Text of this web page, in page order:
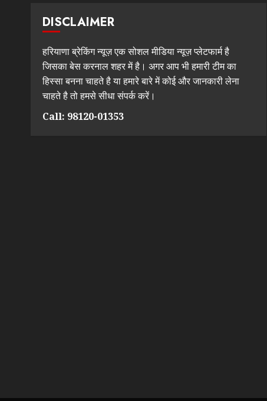
DISCLAIMER
हरियाणा ब्रेकिंग न्यूज़ एक सोशल मीडिया न्यूज़ प्लेटफार्म है
जिसका बेस करनाल शहर में है। अगर आप भी हमारी टीम का
हिस्सा बनना चाहते है या हमारे बारे में कोई और जानकारी लेना
चाहते है तो हमसे सीधा संपर्क करें।
Call: 98120-01353